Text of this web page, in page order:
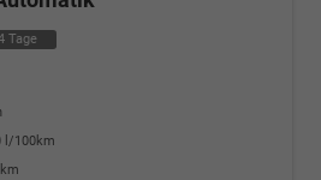
Tage
l/100km